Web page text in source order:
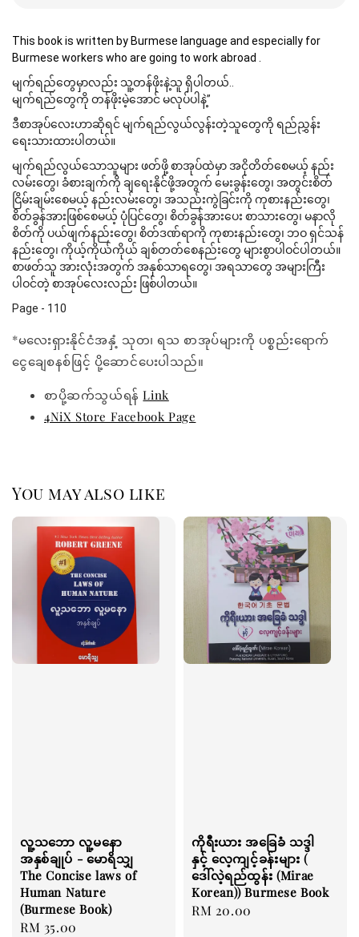
This book is written by Burmese language and especially for
Burmese workers who are going to work abroad .
မျက်ရည်တွေမှာလည်း သူ့တန်ဖိုးနဲ့သူ ရှိပါတယ်..
မျက်ရည်တွေကို တန်ဖိုးမဲ့အောင် မလုပ်ပါနဲ့”
ဒီစာအုပ်လေးဟာဆိုရင် မျက်ရည်လွယ်လွန်းတဲ့သူတွေကို ရည်ညွှန်း
ရေးသားထားပါတယ်။
မျက်ရည်လွယ်သောသူများ ဖတ်ဖို့ စာအုပ်ထဲမှာ အငိုတိတ်စေမယ့် နည်း
လမ်းတွေ၊ ခံစားချက်ကို ချရေးနိုင်ဖို့အတွက် မေးခွန်းတွေ၊ အတွင်းစိတ်
ငြိမ်းချမ်းစေမယ့် နည်းလမ်းတွေ၊ အသည်းကွဲခြင်းကို ကုစားနည်းတွေ၊
စိတ်ခွန်အားဖြစ်စေမယ့် ပုံပြင်တွေ၊ စိတ်ခွန်အားပေး စာသားတွေ၊ မနာလို
စိတ်ကို ပယ်ဖျက်နည်းတွေ၊ စိတ်ဒဏ်ရာကို ကုစားနည်းတွေ၊ ဘဝ ရှင်သန်
နည်းတွေ၊ ကိုယ့်ကိုယ်ကိုယ် ချစ်တတ်စေနည်းတွေ များစွာပါဝင်ပါတယ်။
စာဖတ်သူ အားလုံးအတွက် အနှစ်သာရတွေ၊ အရသာတွေ အများကြီး
ပါဝင်တဲ့ စာအုပ်လေးလည်း ဖြစ်ပါတယ်။
Page - 110
*မလေးရှားနိုင်ငံအနှံ့ သုတ၊ ရသ စာအုပ်များကို ပစ္စည်းရောက်
ငွေချေစနစ်ဖြင့် ပို့ဆောင်ပေးပါသည်။
စာပို့ဆက်သွယ်ရန်Link
4NiX Store Facebook Page
You may also like
လူ့သဘော လူ့မနော
အနှစ်ချုပ် - မောရိသျှ
The Concise laws of
Human Nature
(Burmese Book)
Regular
RM 35.00
ကိုရီးယား အခြေခံ သဒ္ဒါ
နှင့် လေ့ကျင့်ခန်းများ (
ဒေါ်လဲ့ရည်ထွန်း (Mirae
Korean)) Burmese Book
Regular
RM 20.00